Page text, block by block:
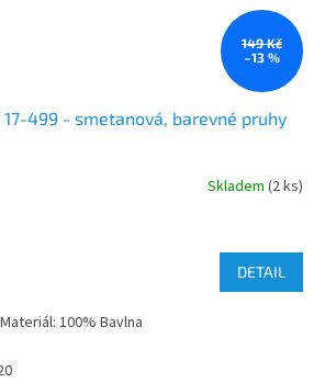
149 Kč
–13 %
17-499 - smetanová, barevné pruhy
Skladem (2 ks)
DETAIL
100% Bavlna